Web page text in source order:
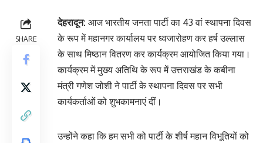
SHARE
देहरादून: आज भारतीय जनता पार्टी का 43 वां स्थापना दिवस
के रूप में महानगर कार्यालय पर ध्वजारोहण कर हर्ष उल्लास
के साथ मिष्ठान वितरण कर कार्यक्रम आयोजित किया गया।
कार्यक्रम में मुख्य अतिथि के रूप में उत्तराखंड के कबीना
मंत्री गणेश जोशी ने पार्टी के स्थापना दिवस पर सभी
कार्यकर्ताओं को शुभकामनाएं दींं।
उन्होंने कहा कि हम सभी को पार्टी के शीर्ष महान विभूतियों को